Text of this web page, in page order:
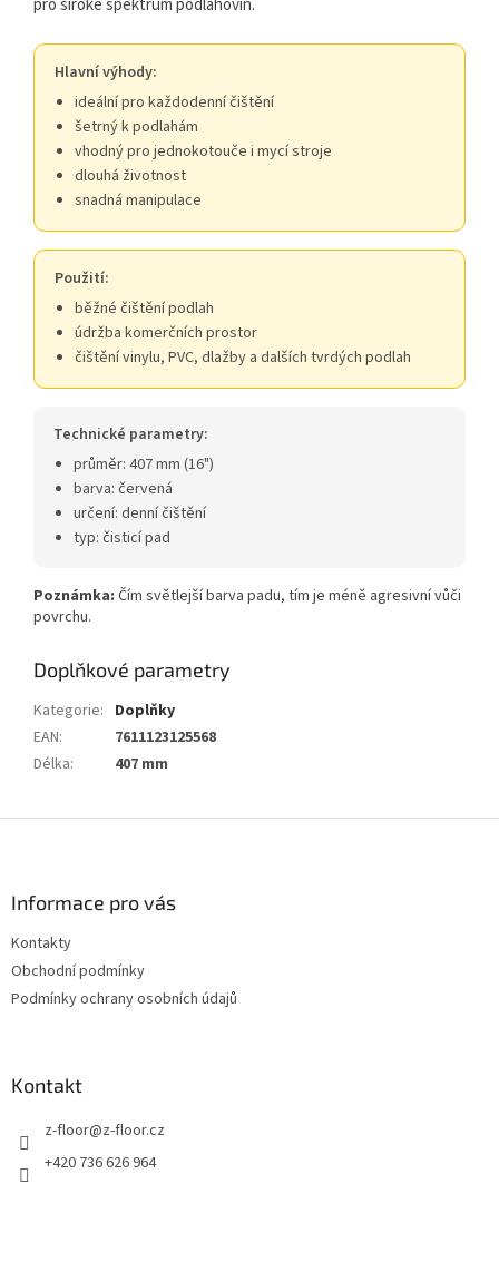
pro široké spektrum podlahovin.
Hlavní výhody:
ideální pro každodenní čištění
šetrný k podlahám
vhodný pro jednokotouče i mycí stroje
dlouhá životnost
snadná manipulace
Použití:
běžné čištění podlah
údržba komerčních prostor
čištění vinylu, PVC, dlažby a dalších tvrdých podlah
Technické parametry:
průměr: 407 mm (16")
barva: červená
určení: denní čištění
typ: čisticí pad
Poznámka: Čím světlejší barva padu, tím je méně agresivní vůči
povrchu.
Doplňkové parametry
Kategorie: Doplňky
EAN:
7611123125568
Délka: 407 mm
Informace pro vás
Kontakty
Obchodní podmínky
Podmínky ochrany osobních údajů
Kontakt
z-floor@z-floor.cz
+420 736 626 964